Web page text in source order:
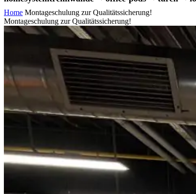
Home Montageschulung zur Qualitätssicherung!
Montageschulung zur Qualitätssicherung!